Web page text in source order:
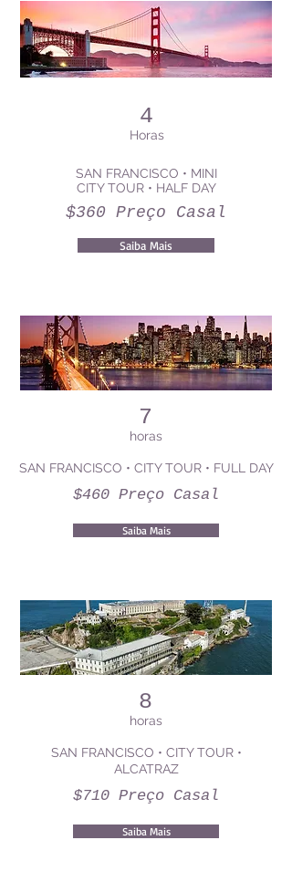
Saiba Mais
$360 Preço Casal
SAN FRANCISCO • MINI
CITY TOUR • HALF DAY
4
Horas
7
horas
SAN FRANCISCO • CITY TOUR • FULL DAY
$460 Preço Casal
Saiba Mais
8
horas
SAN FRANCISCO • CITY TOUR •
ALCATRAZ
$710 Preço Casal
Saiba Mais